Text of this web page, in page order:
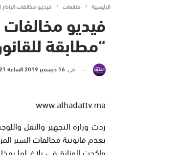
الرئيسية متابعات فيديو مخالفات
فيديو مخالفات
“مطابقة
في 16 ديسمبر 2019 الساعة 21 و 30 دقيقة
www.alhadattv.ma
ردت وزارة التجهيز والنقل
بعدم قانونية مخالفات السير
واكدت الوزارة في بلاغ لها